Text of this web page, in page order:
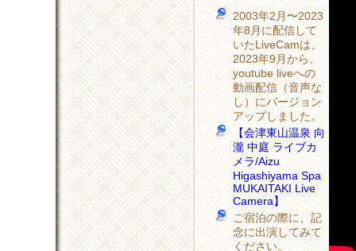
2003年2月〜2023
年8月に配信して
いたLiveCamは、
2023年9月から、
youtube liveへの
動画配信（音声な
し）にバージョン
アップしました。
【会津東山温泉 向
瀧 中庭 ライブカ
メラ/Aizu
Higashiyama Spa
MUKAITAKI Live
Camera】
ご宿泊の際に、記
念に出演してみて
ください。